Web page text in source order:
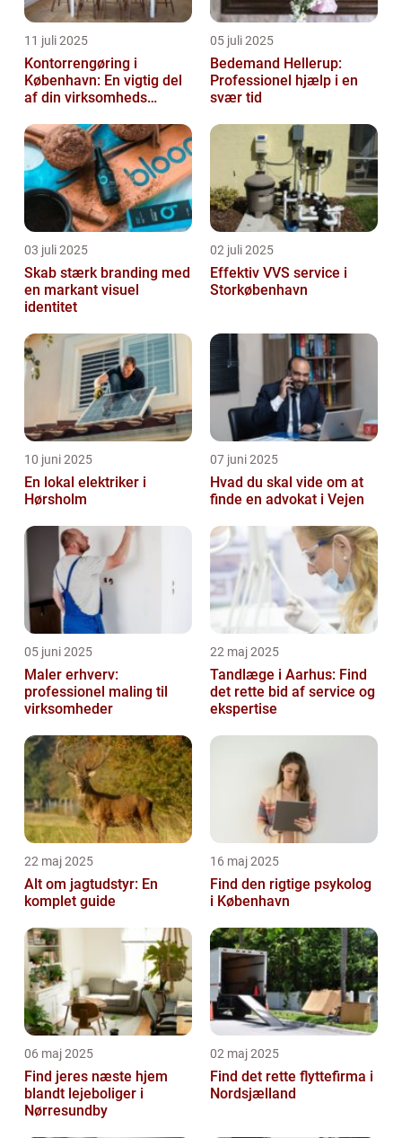
11 juli 2025
Kontorrengøring i
København: En vigtig del
af din virksomheds
05 juli 2025
Bedemand Hellerup:
Professionel hjælp i en
svær tid
03 juli 2025
Skab stærk branding med
en markant visuel
identitet
02 juli 2025
Effektiv VVS service i
Storkøbenhavn
10 juni 2025
En lokal elektriker i
Hørsholm
07 juni 2025
Hvad du skal vide om at
finde en advokat i Vejen
05 juni 2025
Maler erhverv:
professionel maling til
virksomheder
22 maj 2025
Tandlæge i Aarhus: Find
det rette bid af service og
ekspertise
22 maj 2025
Alt om jagtudstyr: En
komplet guide
16 maj 2025
Find den rigtige psykolog
i København
06 maj 2025
Find jeres næste hjem
blandt lejeboliger i
Nørresundby
02 maj 2025
Find det rette flyttefirma i
Nordsjælland